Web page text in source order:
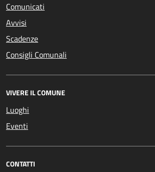
Comunicati
Avvisi
Scadenze
Consigli Comunali
VIVERE IL COMUNE
Luoghi
Eventi
CONTATTI